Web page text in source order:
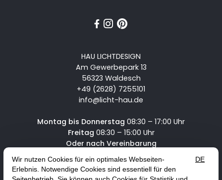
  
HAU LICHTDESIGN
Am Gewerbepark 13
56323 Waldesch
+49 (2628) 7255101
info@licht-hau.de
Montag bis Donnerstag 08:30 – 17:00 Uhr
Freitag 08:30 – 15:00 Uhr
Oder nach Vereinbarung
Service News & Angebote Karriere